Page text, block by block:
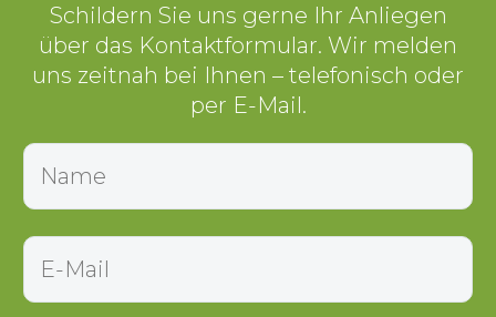
Schildern Sie uns gerne Ihr Anliegen
über das Kontaktformular. Wir melden
uns zeitnah bei Ihnen – telefonisch oder
per E-Mail.